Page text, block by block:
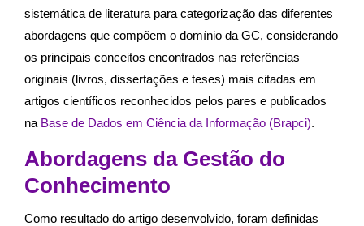
sistemática de literatura para categorização das diferentes
abordagens que compõem o domínio da GC, considerando
os principais conceitos encontrados nas referências
originais (livros, dissertações e teses) mais citadas em
artigos científicos reconhecidos pelos pares e publicados
na Base de Dados em Ciência da Informação (Brapci).
Abordagens da Gestão do
Conhecimento
Como resultado do artigo desenvolvido, foram definidas